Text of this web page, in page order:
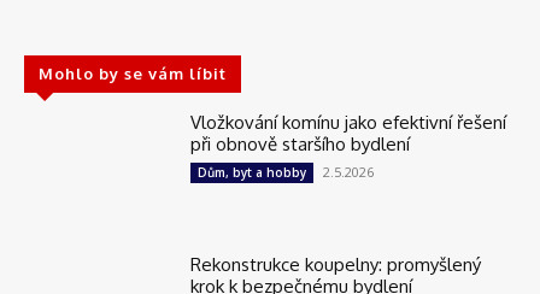
Mohlo by se vám líbit
Vložkování komínu jako efektivní řešení
při obnově staršího bydlení
Dům, byt a hobby 2.5.2026
Rekonstrukce koupelny: promyšlený
krok k bezpečnému bydlení